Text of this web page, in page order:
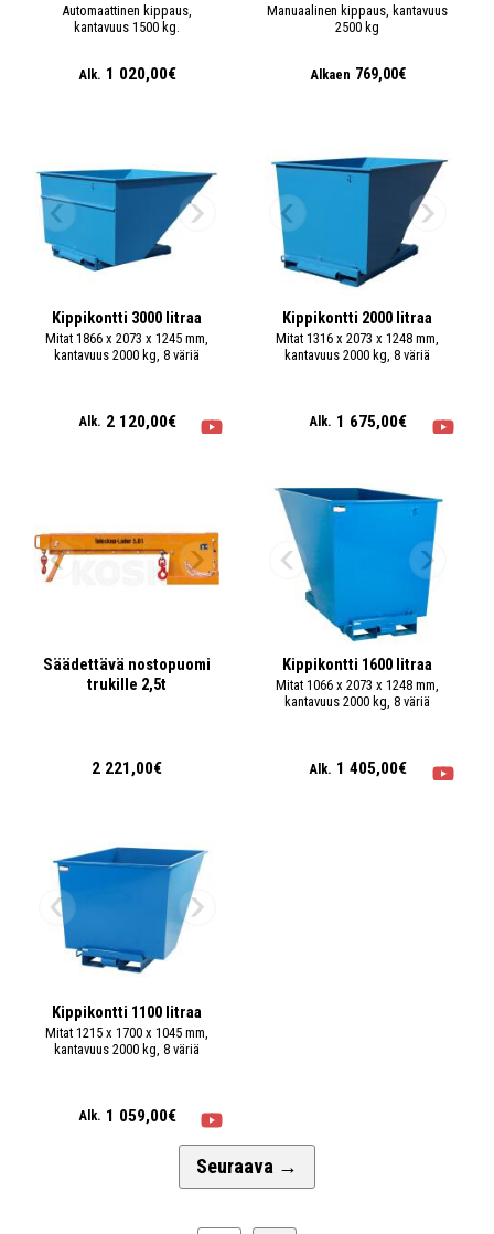
Automaattinen kippaus,
kantavuus 1500 kg.
Alk. 1 020,00€
Manuaalinen kippaus, kantavuus
2500 kg
Alkaen 769,00€
Kippikontti 3000 litraa
Mitat 1866 x 2073 x 1245 mm,
kantavuus 2000 kg, 8 väriä
Alk. 2 120,00€
Kippikontti 2000 litraa
Mitat 1316 x 2073 x 1248 mm,
kantavuus 2000 kg, 8 väriä
Alk. 1 675,00€
Säädettävä nostopuomi
trukille 2,5t
2 221,00€
Kippikontti 1600 litraa
Mitat 1066 x 2073 x 1248 mm,
kantavuus 2000 kg, 8 väriä
Alk. 1 405,00€
Kippikontti 1100 litraa
Mitat 1215 x 1700 x 1045 mm,
kantavuus 2000 kg, 8 väriä
Alk. 1 059,00€
Seuraava →